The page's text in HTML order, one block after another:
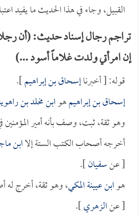
القبيل، وجاء في هذا الحديث ما يفيد
تراجم رجال إسناد حديث: (أن
إن امرأتي ولدت غلاماً أسود ...)
قوله: [ أخبرناإسحاق بن إبراهيم].
إسحاق بن إبراهيمهوابن مخلد بن
وهو ثقة، ثبت، وصف بأنه أمير
أخرجه أصحاب الكتب الستة إلاابن
[ عنسفيان].
هوابن عيينة المكي، وهو ثقة، أخرج
[ عنالزهري].